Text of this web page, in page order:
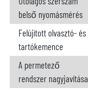
belső nyomásmérés
Felújított olvasztó- és
tartókemence
A permetező
rendszer nagyjavítása